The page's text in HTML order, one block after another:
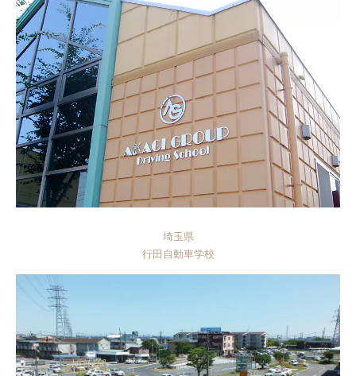
埼玉県
行田自動車学校